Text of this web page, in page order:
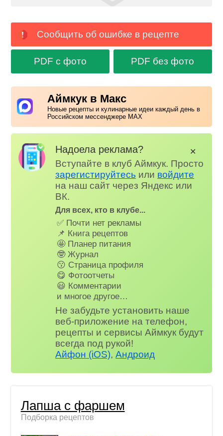
Сообщить об ошибке в рецепте
PDF с фото PDF без фото
Аймкук в Макс
Новые рецепты и кулинарные идеи каждый день в
Российском мессенджере MAX
Надоела реклама?
Вступайте в клуб Аймкук. Просто
зарегистируйтесь или войдите
на наш сайт через Яндекс или
ВК.
Для всех, кто в клубе...
✅ Почти нет рекламы
📌 Книга рецептов
🤩 Планер питания
🤓 Журнал
😗 Страница профиля
😋 Фотоотчеты
😃 Комментарии
и многое другое…
Не забудьте установить наше
веб-приложение на телефон,
рецепты и сервисы Аймкук будут
всегда под рукой!
Айфон (iOS),Андроид
✕
Лапша с фаршем
Подборка рецептов